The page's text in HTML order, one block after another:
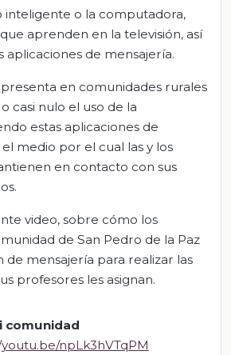
inteligente o la computadora,
aprenden en la televisión, así
aplicaciones de mensajería.
en comunidades rurales
casi nulo el uso de la
estas aplicaciones de
medio por el cual las y los
en contacto con sus
video, sobre cómo los
de San Pedro de la Paz
de mensajería para realizar las
profesores les asignan.
comunidad
npLk3hVTqPM